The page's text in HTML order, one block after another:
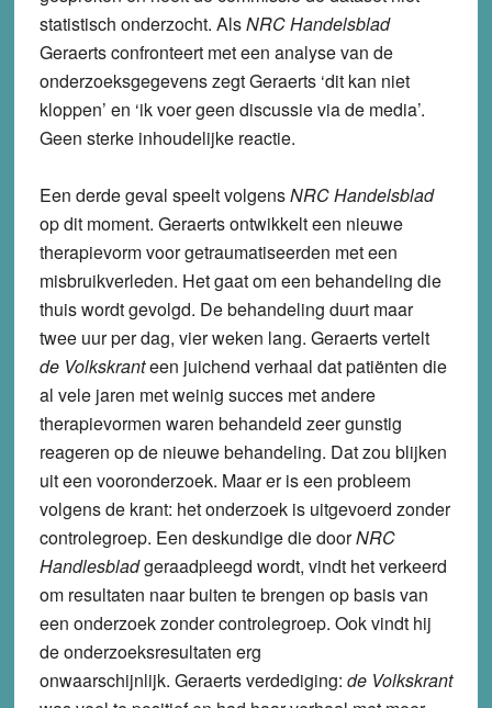
statistisch onderzocht. AlsNRC Handelsblad
Geraerts confronteert met een analyse van de
onderzoeksgegevens zegt Geraerts ‘dit kan niet
kloppen’ en ‘ik voer geen discussie via de media’.
Geen sterke inhoudelijke reactie.
Een derde geval speelt volgensNRC Handelsblad
op dit moment. Geraerts ontwikkelt een nieuwe
therapievorm voor getraumatiseerden met een
misbruikverleden. Het gaat om een behandeling die
thuis wordt gevolgd. De behandeling duurt maar
twee uur per dag, vier weken lang. Geraerts vertelt
de Volkskranteen juichend verhaal dat patiënten die
al vele jaren met weinig succes met andere
therapievormen waren behandeld zeer gunstig
reageren op de nieuwe behandeling. Dat zou blijken
uit een vooronderzoek. Maar er is een probleem
volgens de krant: het onderzoek is uitgevoerd zonder
controlegroep. Een deskundige die doorNRC
Handlesbladgeraadpleegd wordt, vindt het verkeerd
om resultaten naar buiten te brengen op basis van
een onderzoek zonder controlegroep. Ook vindt hij
de onderzoeksresultaten erg
onwaarschijnlijk. Geraerts verdediging: de Volkskrant